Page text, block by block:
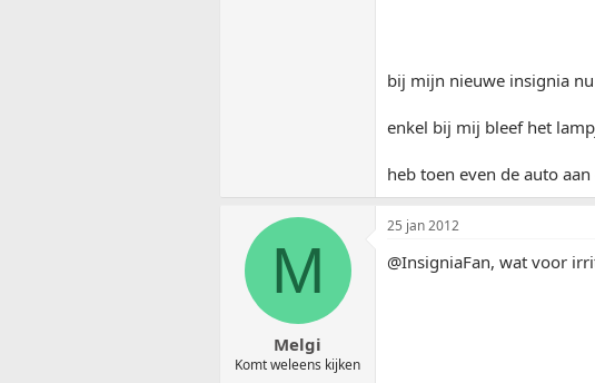
bij mijn nieuwe insignia
enkel bij mij bleef het
heb toen even de auto
M
Melgi
Komt weleens kijken
25 jan 2012
@InsigniaFan, wat voor